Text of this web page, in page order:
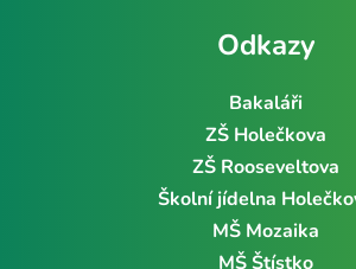
Odkazy
Bakaláři
ZŠ Holečkova
ZŠ Rooseveltova
Školní jídelna
MŠ Mozaika
MŠ Štístko